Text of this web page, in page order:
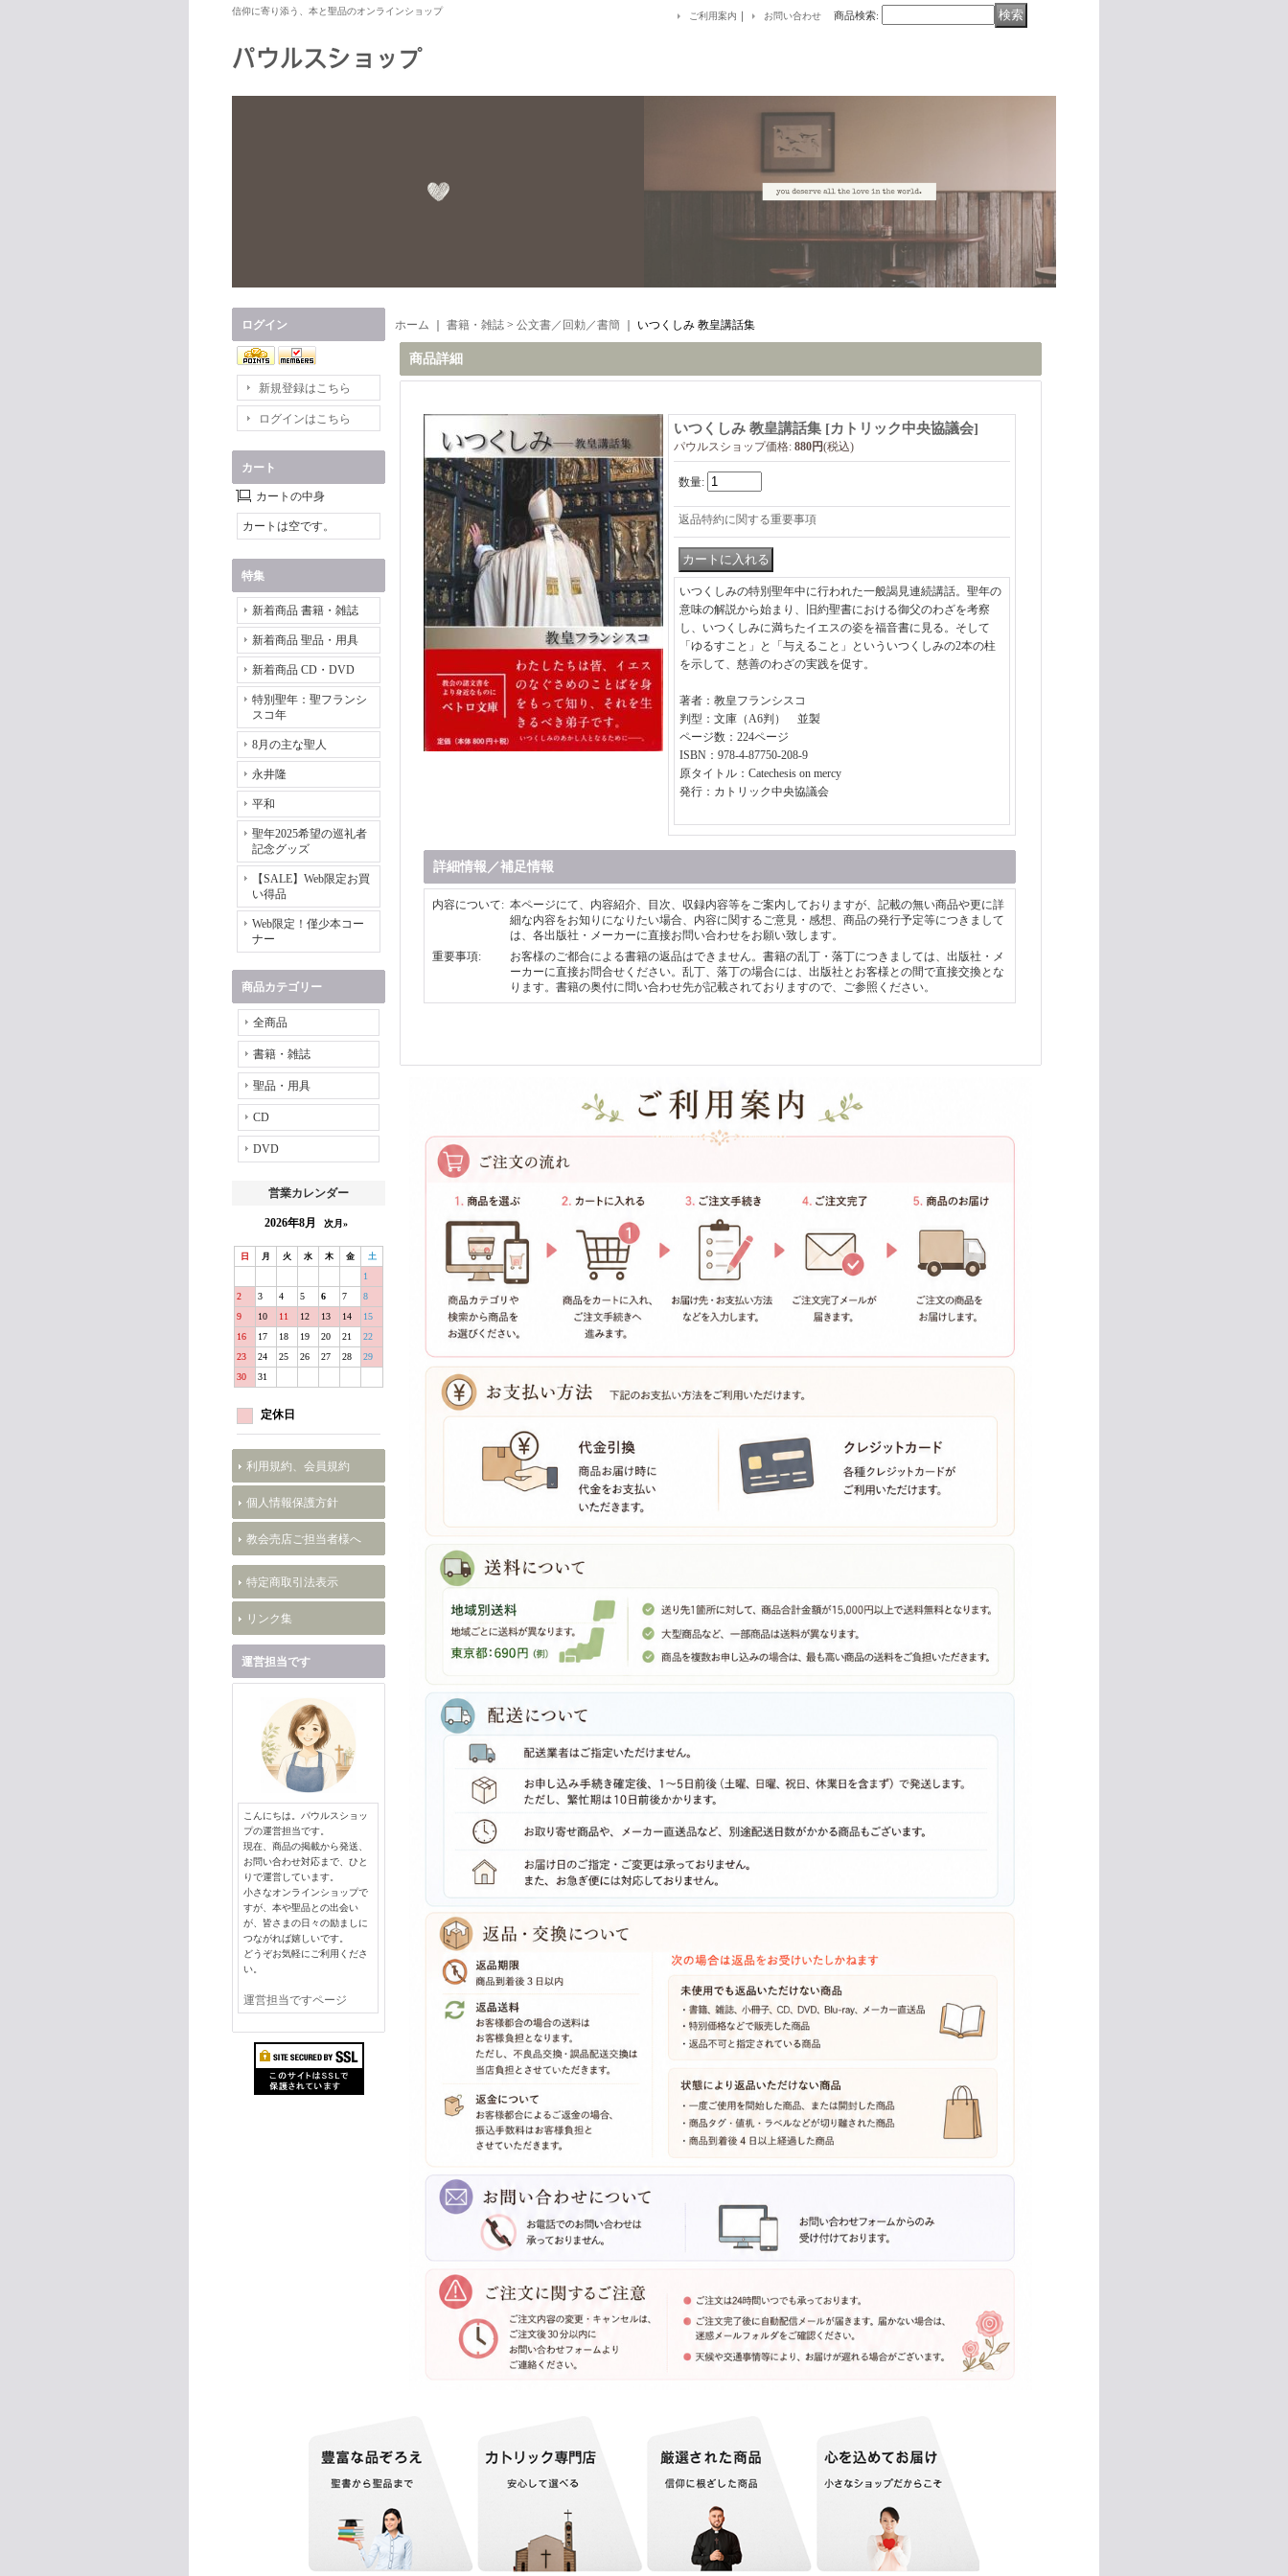
信仰に寄り添う、本と聖品のオンラインショップ ご利用案内 ｜ お問い合わせ 商品検索:
ログイン
新規登録はこちら
ログインはこちら
カート
カートの中身
カートは空です。
特集
新着商品 書籍・雑誌
新着商品 聖品・用具
新着商品 CD・DVD
特別聖年：聖フランシ
スコ年
8月の主な聖人
永井隆
平和
聖年2025希望の巡礼者
記念グッズ
【SALE】Web限定お買
い得品
Web限定！僅少本コー
ナー
商品カテゴリー
全商品
書籍・雑誌
聖品・用具
CD
DVD
営業カレンダー
2026年8月 次月»
日 月 火 水 木 金 土
1
2
3 4 5 6 7
8
9
10 11 12 13 14
15
16
17 18 19 20 21
22
23
24 25 26 27 28
29
30
31
定休日
利用規約、会員規約
個人情報保護方針
教会売店ご担当者様へ
特定商取引法表示
リンク集
運営担当です
こんにちは。パウルスショッ
プの運営担当です。
現在、商品の掲載から発送、
お問い合わせ対応まで、ひと
りで運営しています。
小さなオンラインショップで
すが、本や聖品との出会い
が、皆さまの日々の励ましに
つながれば嬉しいです。
どうぞお気軽にご利用くださ
い。
運営担当ですページ
ホーム 書籍・雑誌 > 公文書／回勅／書簡 いつくしみ 教皇講話集
商品詳細
いつくしみ 教皇講話集 [カトリック中央協議会]
パウルスショップ価格: 880円(税込)
数量:
返品特約に関する重要事項
いつくしみの特別聖年中に行われた一般謁見連続講話。聖年の
意味の解説から始まり、旧約聖書における御父のわざを考察
し、いつくしみに満ちたイエスの姿を福音書に見る。そして
「ゆるすこと」と「与えること」といういつくしみの2本の柱
を示して、慈善のわざの実践を促す。
著者：教皇フランシスコ
判型：文庫（A6判） 並製
ページ数：224ページ
ISBN：978-4-87750-208-9
原タイトル：Catechesis on mercy
発行：カトリック中央協議会
詳細情報／補足情報
内容について: 本ページにて、内容紹介、目次、収録内容等をご案内しておりますが、記載の無い商品や更に詳
細な内容をお知りになりたい場合、内容に関するご意見・感想、商品の発行予定等につきまして
は、各出版社・メーカーに直接お問い合わせをお願い致します。
重要事項:
お客様のご都合による書籍の返品はできません。書籍の乱丁・落丁につきましては、出版社・メ
ーカーに直接お問合せください。乱丁、落丁の場合には、出版社とお客様との間で直接交換とな
ります。書籍の奥付に問い合わせ先が記載されておりますので、ご参照ください。